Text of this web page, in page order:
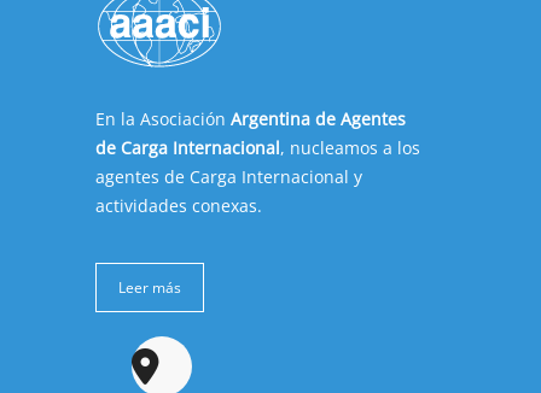
En la Asociación Argentina de Agentes
de Carga Internacional, nucleamos a los
agentes de Carga Internacional y
actividades conexas.
Leer más